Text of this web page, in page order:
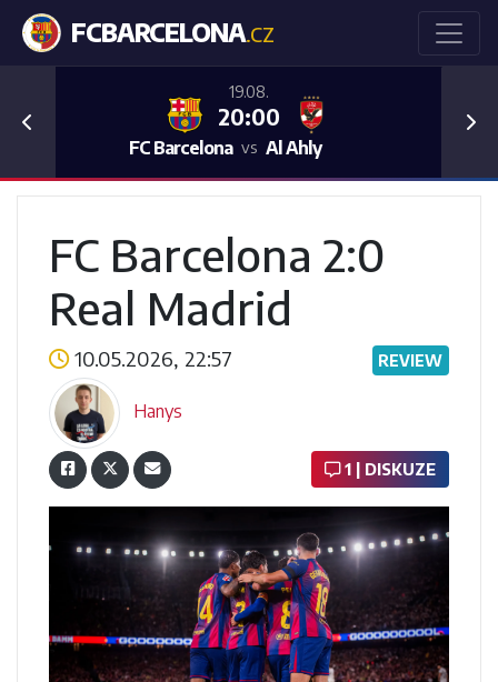
FCBARCELONA.CZ
19.08.
20:00
FC Barcelona vs Al Ahly
Previous
FC Barcelona 2:0
Real Madrid
10.05.2026, 22:57 REVIEW
Hanys
1 | DISKUZE